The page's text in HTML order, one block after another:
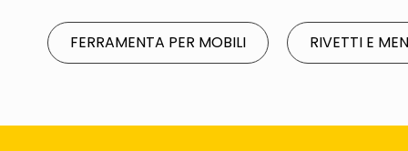
FERRAMENTA PER MOBILI RIVETTI E